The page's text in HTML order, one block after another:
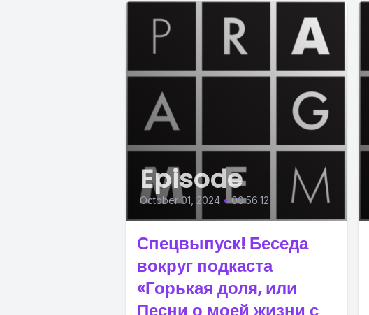
Episode
October 01, 2024 • 00:56:12
Спецвыпуск! Беседа
вокруг подкаста
«Горькая доля, или
Песни о моей жизни с